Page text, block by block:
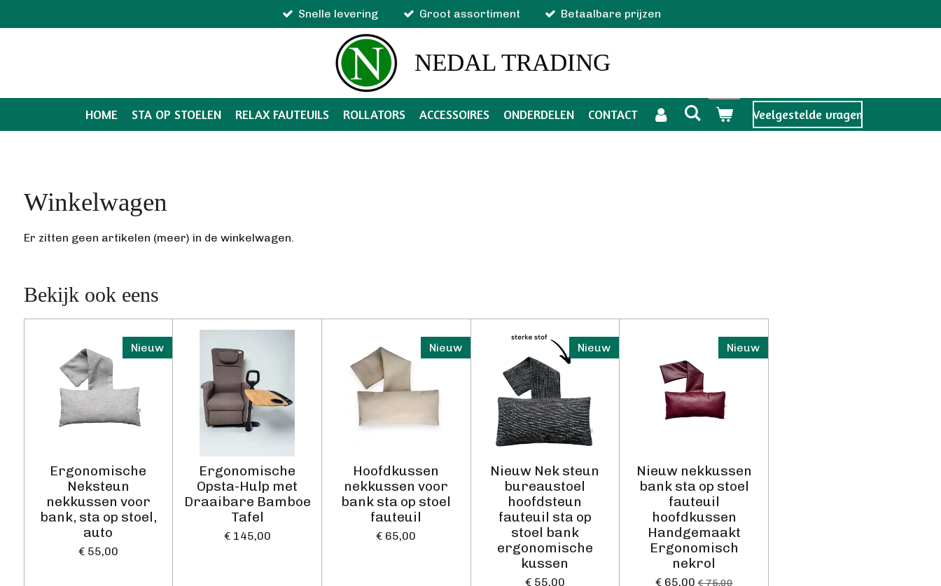
direct
Snelle levering Groot assortiment Betaalbare prijzen
NEDAL TRADING
HOME STA OP STOELEN RELAX FAUTEUILS ROLLATORS ACCESSOIRES ONDERDELEN CONTACT Veelgestelde vragen
Winkelwagen
Er zitten geen artikelen (meer) in de winkelwagen.
Bekijk ook eens
Nieuw
Ergonomische
Neksteun
nekkussen voor
bank, sta op stoel,
auto
€ 55,00
Ergonomische
Opsta-Hulp met
Draaibare Bamboe
Tafel
€ 145,00
Nieuw
Hoofdkussen
nekkussen voor
bank sta op stoel
fauteuil
€ 65,00
Nieuw
Nieuw Nek steun
bureaustoel
hoofdsteun
fauteuil sta op
stoel bank
ergonomische
kussen
€ 55,00
Nieuw
Nieuw nekkussen
bank sta op stoel
fauteuil
hoofdkussen
Handgemaakt
Ergonomisch
nekrol
€ 65,00 € 75,00